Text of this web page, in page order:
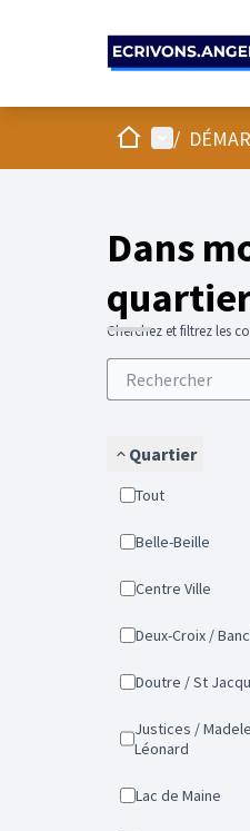
AccueilMenu
/
Dans
Cherchez et filtrez les
Quartier
Tout
Belle-Beille
Centre Ville
Deux-Croix /
Doutre / St
Justices / Madeleine / St
Léonard
Lac de Maine